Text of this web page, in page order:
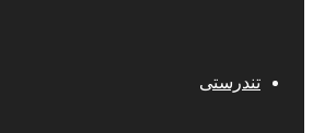
تندرستی